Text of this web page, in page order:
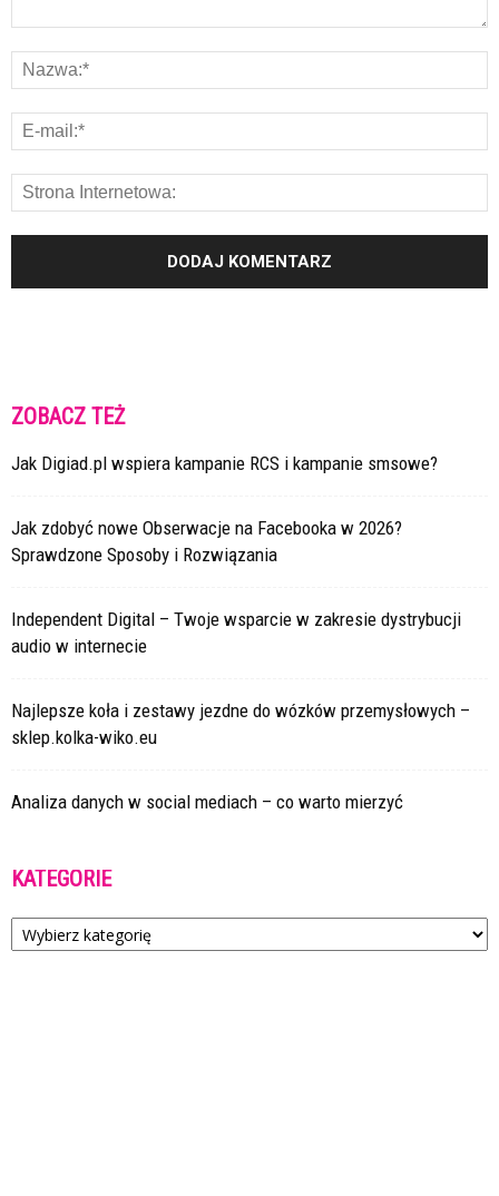
ZOBACZ TEŻ
Jak Digiad.pl wspiera kampanie RCS i kampanie smsowe?
Jak zdobyć nowe Obserwacje na Facebooka w 2026?
Sprawdzone Sposoby i Rozwiązania
Independent Digital – Twoje wsparcie w zakresie dystrybucji
audio w internecie
Najlepsze koła i zestawy jezdne do wózków przemysłowych –
sklep.kolka-wiko.eu
Analiza danych w social mediach – co warto mierzyć
KATEGORIE
Kategorie